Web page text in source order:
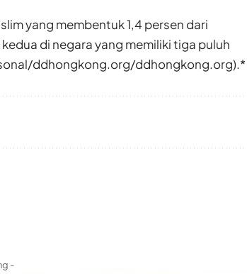
yang membentuk 1,4 persen dari
di negara yang memiliki tiga puluh
ddhongkong.org/ddhongkong.org).*
-